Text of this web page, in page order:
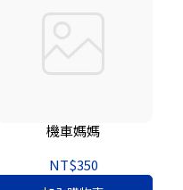
機車媽媽
NT$350